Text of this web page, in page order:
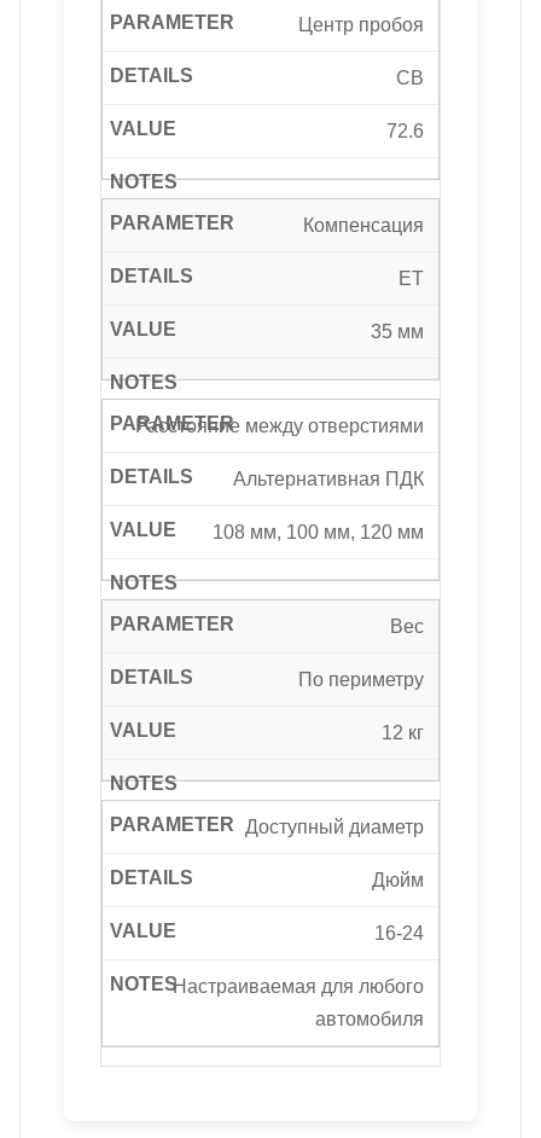
Центр пробоя
CB
72.6
Компенсация
ET
35 мм
Расстояние между отверстиями
Альтернативная ПДК
108 мм, 100 мм, 120 мм
Вес
По периметру
12 кг
Доступный диаметр
Дюйм
16-24
Настраиваемая для любого
автомобиля